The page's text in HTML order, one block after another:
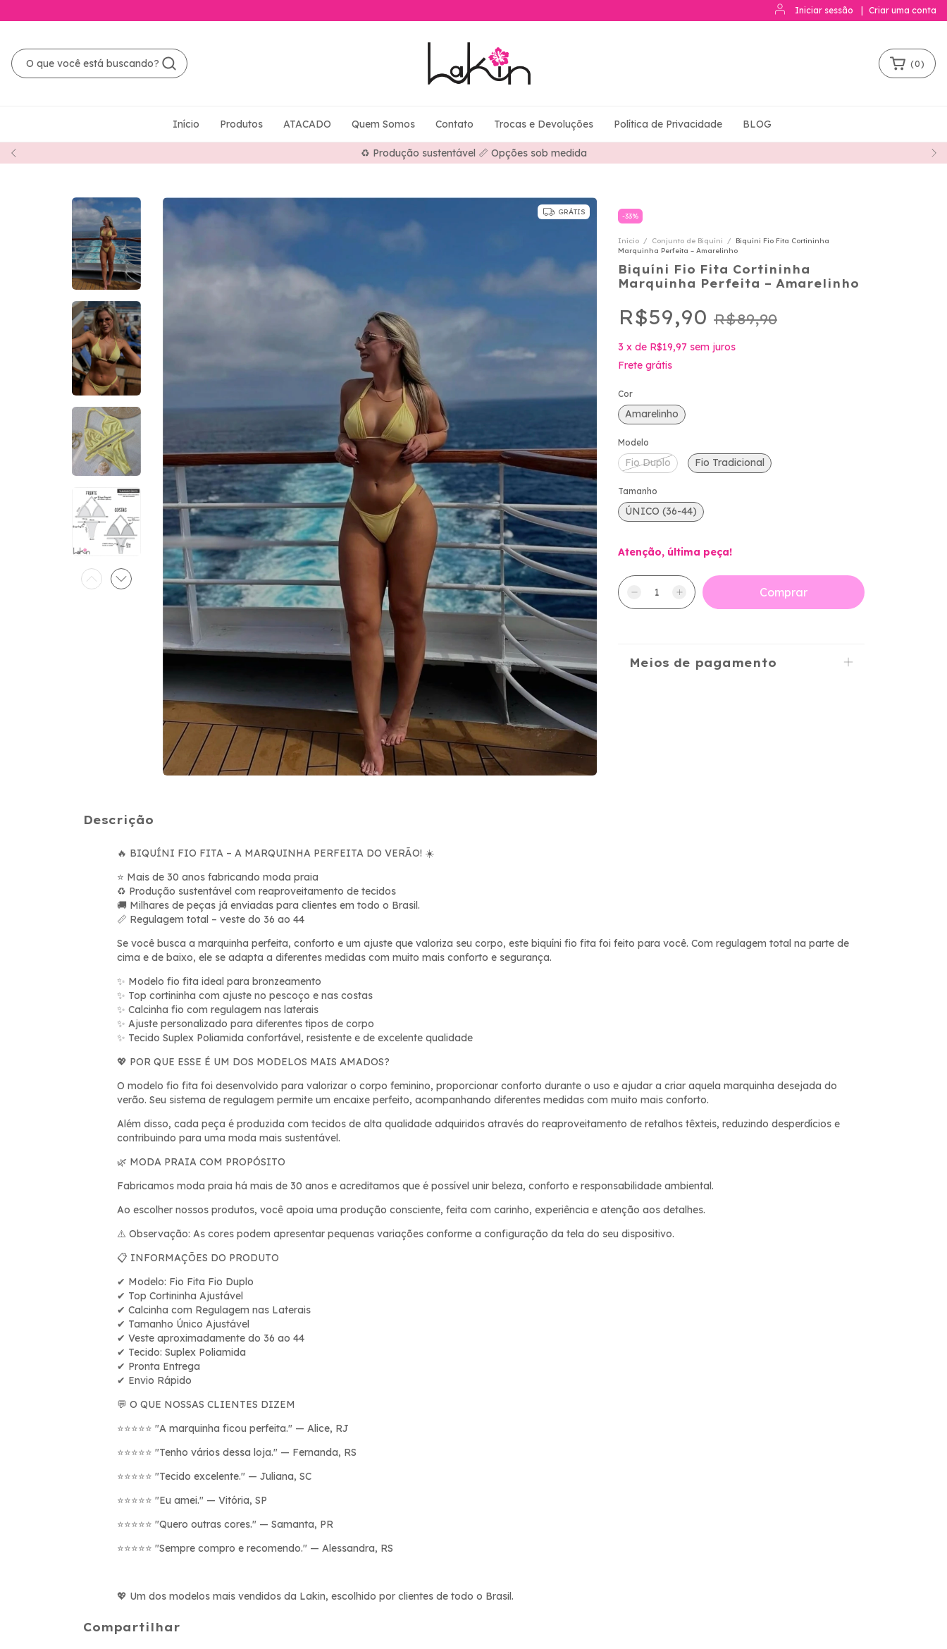
Iniciar sessão Criar uma conta
⭐ Mais de 30 anos fabricando moda praia
(0)
Início Produtos ATACADO Quem Somos Contato Trocas e Devoluções Política de Privacidade BLOG
GRÁTIS -33%
Início / Conjunto de Biquíni /
Biquíni Fio Fita Cortininha
Marquinha Perfeita – Amarelinho
Biquíni Fio Fita Cortininha
Marquinha Perfeita – Amarelinho
R$59,90 R$89,90
3 x de R$19,97 sem juros
Frete grátis
Cor
Amarelinho
Modelo
Fio Duplo Fio Tradicional
Tamanho
ÚNICO (36-44)
Atenção, última peça!
Meios de pagamento
Descrição
🔥 BIQUÍNI FIO FITA – A MARQUINHA PERFEITA DO VERÃO! ☀️
⭐ Mais de 30 anos fabricando moda praia
♻️ Produção sustentável com reaproveitamento de tecidos
🚚 Milhares de peças já enviadas para clientes em todo o Brasil.
📏 Regulagem total – veste do 36 ao 44
Se você busca a marquinha perfeita, conforto e um ajuste que valoriza seu corpo, este biquíni fio fita foi feito para você. Com regulagem total na parte de
cima e de baixo, ele se adapta a diferentes medidas com muito mais conforto e segurança.
✨ Modelo fio fita ideal para bronzeamento
✨ Top cortininha com ajuste no pescoço e nas costas
✨ Calcinha fio com regulagem nas laterais
✨ Ajuste personalizado para diferentes tipos de corpo
✨ Tecido Suplex Poliamida confortável, resistente e de excelente qualidade
💖 POR QUE ESSE É UM DOS MODELOS MAIS AMADOS?
O modelo fio fita foi desenvolvido para valorizar o corpo feminino, proporcionar conforto durante o uso e ajudar a criar aquela marquinha desejada do
verão. Seu sistema de regulagem permite um encaixe perfeito, acompanhando diferentes medidas com muito mais conforto.
Além disso, cada peça é produzida com tecidos de alta qualidade adquiridos através do reaproveitamento de retalhos têxteis, reduzindo desperdícios e
contribuindo para uma moda mais sustentável.
🌿 MODA PRAIA COM PROPÓSITO
Fabricamos moda praia há mais de 30 anos e acreditamos que é possível unir beleza, conforto e responsabilidade ambiental.
Ao escolher nossos produtos, você apoia uma produção consciente, feita com carinho, experiência e atenção aos detalhes.
⚠️ Observação: As cores podem apresentar pequenas variações conforme a configuração da tela do seu dispositivo.
📋 INFORMAÇÕES DO PRODUTO
✔ Modelo: Fio Fita Fio Duplo
✔ Top Cortininha Ajustável
✔ Calcinha com Regulagem nas Laterais
✔ Tamanho Único Ajustável
✔ Veste aproximadamente do 36 ao 44
✔ Tecido: Suplex Poliamida
✔ Pronta Entrega
✔ Envio Rápido
💬 O QUE NOSSAS CLIENTES DIZEM
⭐⭐⭐⭐⭐ "A marquinha ficou perfeita." — Alice, RJ
⭐⭐⭐⭐⭐ "Tenho vários dessa loja." — Fernanda, RS
⭐⭐⭐⭐⭐ "Tecido excelente." — Juliana, SC
⭐⭐⭐⭐⭐ "Eu amei." — Vitória, SP
⭐⭐⭐⭐⭐ "Quero outras cores." — Samanta, PR
⭐⭐⭐⭐⭐ "Sempre compro e recomendo." — Alessandra, RS
💖 Um dos modelos mais vendidos da Lakin, escolhido por clientes de todo o Brasil.
Compartilhar